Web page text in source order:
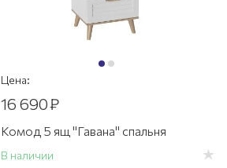
Цена:
16 690₽
Комод 5 ящ "Гавана" спальня
В наличии